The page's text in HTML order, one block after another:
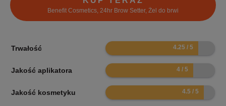
Benefit Cosmetics, 24hr Brow Setter, Żel do brwi
Trwałość 8.5
Jakość aplikatora 8
Jakość kosmetyku 9